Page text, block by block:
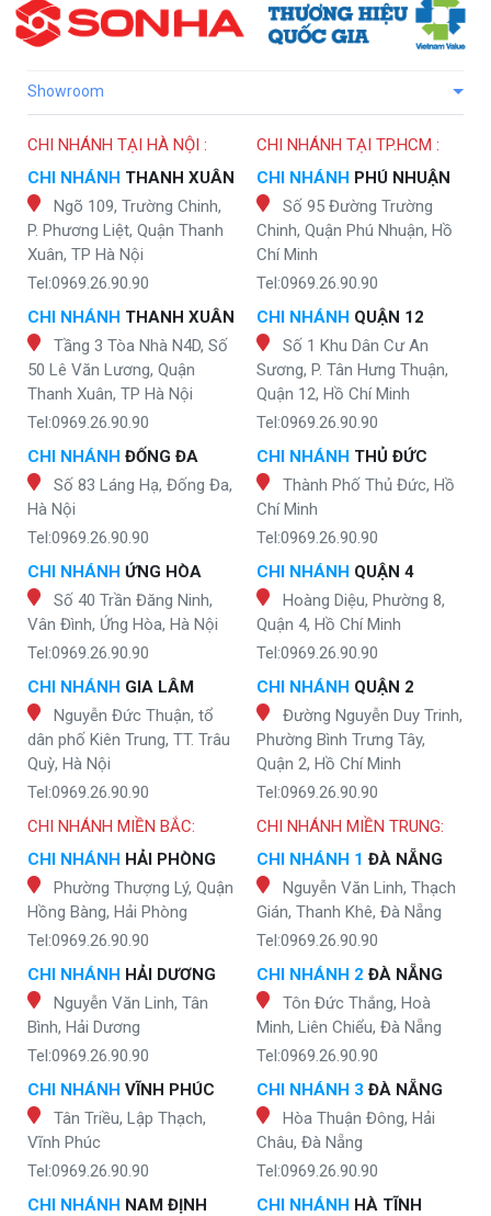
Showroom
CHI NHÁNH TẠI HÀ NỘI :
CHI NHÁNH THANH XUÂN
Ngõ 109, Trường Chinh,
P. Phương Liệt, Quận Thanh
Xuân, TP Hà Nội
Tel:0969.26.90.90
CHI NHÁNH THANH XUÂN
Tầng 3 Tòa Nhà N4D, Số
50 Lê Văn Lương, Quận
Thanh Xuân, TP Hà Nội
Tel:0969.26.90.90
CHI NHÁNH ĐỐNG ĐA
Số 83 Láng Hạ, Đống Đa,
Hà Nội
Tel:0969.26.90.90
CHI NHÁNH ỨNG HÒA
Số 40 Trần Đăng Ninh,
Vân Đình, Ứng Hòa, Hà Nội
Tel:0969.26.90.90
CHI NHÁNH GIA LÂM
Nguyễn Đức Thuận, tổ
dân phố Kiên Trung, TT. Trâu
Quỳ, Hà Nội
Tel:0969.26.90.90
CHI NHÁNH TẠI TP.HCM :
CHI NHÁNH PHÚ NHUẬN
Số 95 Đường Trường
Chinh, Quận Phú Nhuận, Hồ
Chí Minh
Tel:0969.26.90.90
CHI NHÁNH QUẬN 12
Số 1 Khu Dân Cư An
Sương, P. Tân Hưng Thuận,
Quận 12, Hồ Chí Minh
Tel:0969.26.90.90
CHI NHÁNH THỦ ĐỨC
Thành Phố Thủ Đức, Hồ
Chí Minh
Tel:0969.26.90.90
CHI NHÁNH QUẬN 4
Hoàng Diệu, Phường 8,
Quận 4, Hồ Chí Minh
Tel:0969.26.90.90
CHI NHÁNH QUẬN 2
Đường Nguyễn Duy Trinh,
Phường Bình Trưng Tây,
Quận 2, Hồ Chí Minh
Tel:0969.26.90.90
CHI NHÁNH MIỀN BẮC:
CHI NHÁNH HẢI PHÒNG
Phường Thượng Lý, Quận
Hồng Bàng, Hải Phòng
Tel:0969.26.90.90
CHI NHÁNH HẢI DƯƠNG
Nguyễn Văn Linh, Tân
Bình, Hải Dương
Tel:0969.26.90.90
CHI NHÁNH VĨNH PHÚC
Tân Triều, Lập Thạch,
Vĩnh Phúc
Tel:0969.26.90.90
CHI NHÁNH NAM ĐỊNH
CHI NHÁNH MIỀN TRUNG:
CHI NHÁNH 1 ĐÀ NẴNG
Nguyễn Văn Linh, Thạch
Gián, Thanh Khê, Đà Nẵng
Tel:0969.26.90.90
CHI NHÁNH 2 ĐÀ NẴNG
Tôn Đức Thắng, Hoà
Minh, Liên Chiểu, Đà Nẵng
Tel:0969.26.90.90
CHI NHÁNH 3 ĐÀ NẴNG
Hòa Thuận Đông, Hải
Châu, Đà Nẵng
Tel:0969.26.90.90
CHI NHÁNH HÀ TĨNH